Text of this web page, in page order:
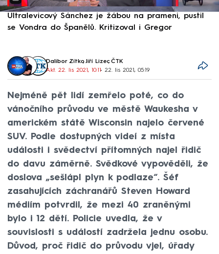
Ultralevicový Sánchez je žábou na prameni, pustil
se Vondra do Španělů. Kritizoval i Gregor
Dalibor Zítko, Jiří Lizec,ČTK
Akt. 22. lis 2021, 10:11• 22. lis 2021, 05:19
Nejméně pět lidí zemřelo poté, co do
vánočního průvodu ve městě Waukesha v
americkém státě Wisconsin najelo červené
SUV. Podle dostupných videí z místa
události i svědectví přítomných najel řidič
do davu záměrně. Svědkové vypověděli, že
doslova „sešlápl plyn k podlaze“. Šéf
zasahujících záchranářů Steven Howard
médiím potvrdil, že mezi 40 zraněnými
bylo i 12 dětí. Policie uvedla, že v
souvislosti s událostí zadržela jednu osobu.
Důvod, proč řidič do průvodu vjel, úřady